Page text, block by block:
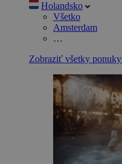
Holandsko
Všetko
Amsterdam
…
Zobraziť všetky ponuky